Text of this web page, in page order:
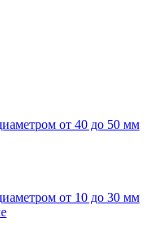
от 40 до 50 мм
от 10 до 30 мм